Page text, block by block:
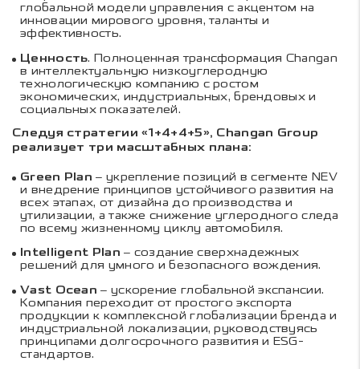
глобальной модели управления с акцентом на
инновации мирового уровня, таланты и
эффективность.
Ценность. Полноценная трансформация Changan
в интеллектуальную низкоуглеродную
технологическую компанию с ростом
экономических, индустриальных, брендовых и
социальных показателей.
Следуя стратегии «1+4+4+5», Changan Group
реализует три масштабных плана:
Green Plan – укрепление позиций в сегменте NEV
и внедрение принципов устойчивого развития на
всех этапах, от дизайна до производства и
утилизации, а также снижение углеродного следа
по всему жизненному циклу автомобиля.
Intelligent Plan – создание сверхнадежных
решений для умного и безопасного вождения.
Vast Ocean – ускорение глобальной экспансии.
Компания переходит от простого экспорта
продукции к комплексной глобализации бренда и
индустриальной локализации, руководствуясь
принципами долгосрочного развития и ESG-
стандартов.